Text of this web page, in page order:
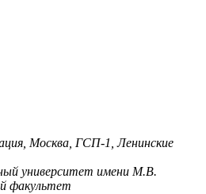
Москва, ГСП-1, Ленинские
университет имени М.В.
факультет